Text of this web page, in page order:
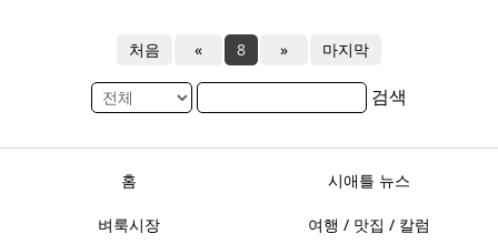
처음 « 8 » 마지막
검색
홈 시애틀 뉴스
벼룩시장 여행 / 맛집 / 칼럼